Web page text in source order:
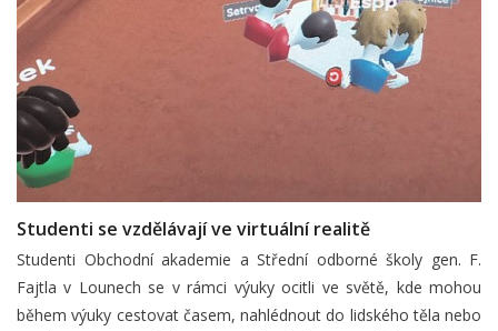
Studenti se vzdělávají ve virtuální realitě
Studenti Obchodní akademie a Střední odborné školy gen. F.
Fajtla v Lounech se v rámci výuky ocitli ve světě, kde mohou
během výuky cestovat časem, nahlédnout do lidského těla nebo